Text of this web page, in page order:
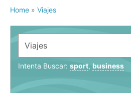
Home » Viajes
Intenta Buscar: sport, business